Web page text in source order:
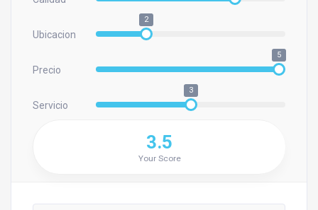
Ubicacion
2
Precio
5
Servicio
3
3.5
Your Score